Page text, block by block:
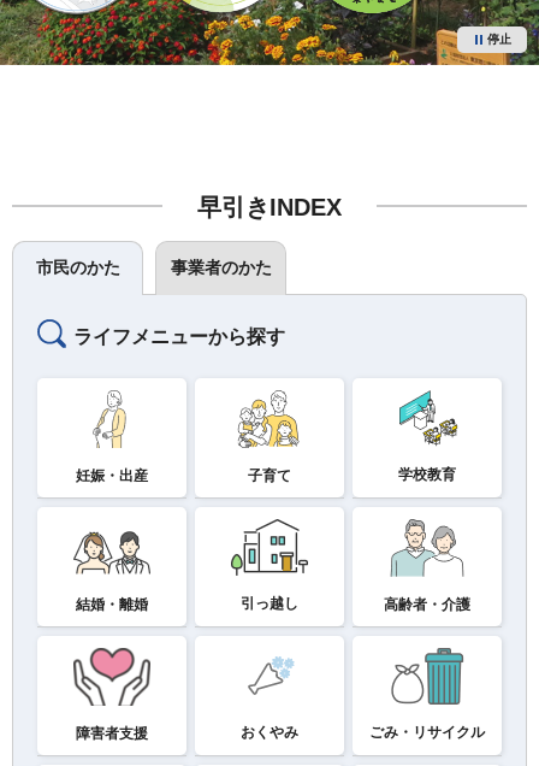
停止
早引きINDEX
市民のかた 事業者のかた
ライフメニューから探す
妊娠・出産 子育て 学校教育
結婚・離婚 引っ越し 高齢者・介護
障害者支援 おくやみ ごみ・リサイクル